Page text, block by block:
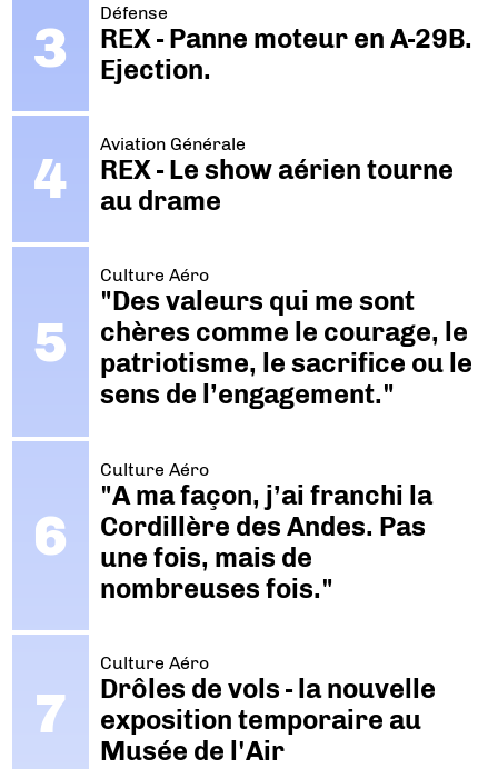
Défense
REX - Panne moteur en A-29B.
Ejection.
Aviation Générale
REX - Le show aérien tourne
au drame
Culture Aéro
"Des valeurs qui me sont
chères comme le courage, le
patriotisme, le sacrifice ou le
sens de l’engagement."
Culture Aéro
"A ma façon, j’ai franchi la
Cordillère des Andes. Pas
une fois, mais de
nombreuses fois."
Culture Aéro
Drôles de vols - la nouvelle
exposition temporaire au
Musée de l'Air